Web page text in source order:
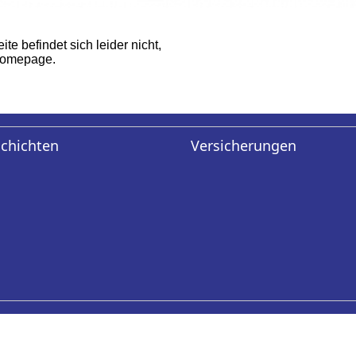
befindet sich leider nicht,
Versicherungen